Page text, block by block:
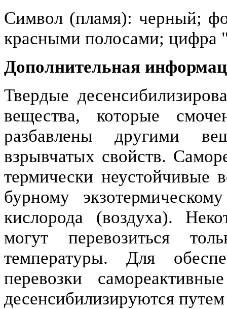
Символ (пламя): черный;
красными полосами; цифра
Дополнительная
Твердые
вещества, которые
разбавлены другими
взрывчатых свойств.
термически неустойчивые
бурному
кислорода (воздуха).
могут перевозиться
температуры. Для
перевозки
десенсибилизируются